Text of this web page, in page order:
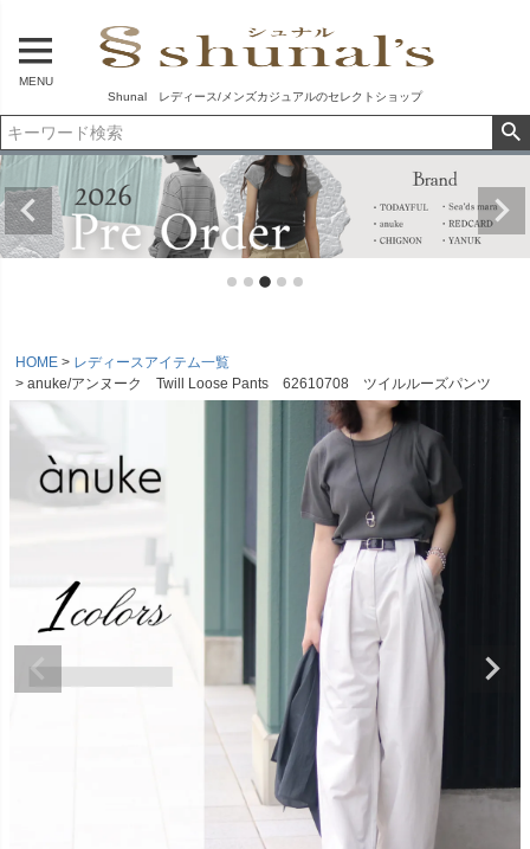
MENU
Shunal レディース/メンズカジュアルのセレクトショップ
HOME
レディースアイテム一覧
anuke/アンヌーク Twill Loose Pants 62610708 ツイルルーズパンツ